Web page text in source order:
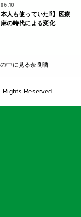
本人も使っていた⁉︎】医療
の時代による変化
中に見る奈良晒
Rights Reserved.